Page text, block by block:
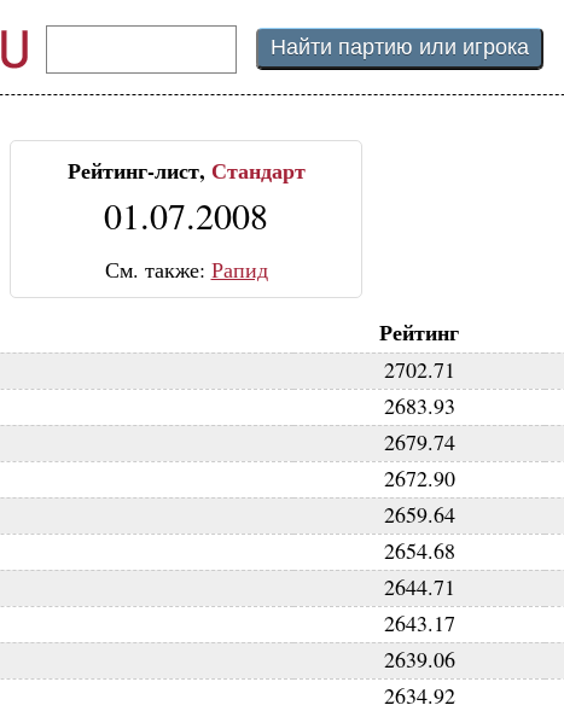
Рейтинг-лист, Стандарт
01.07.2008
См. также: Рапид
Рейтинг
2702.71
2683.93
2679.74
2672.90
2659.64
2654.68
2644.71
2643.17
2639.06
2634.92